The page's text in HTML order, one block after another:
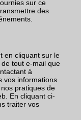
sur ce
des
en cliquant sur le
tout e-mail que
à
vos informations
pratiques de
En cliquant ci-
traiter vos